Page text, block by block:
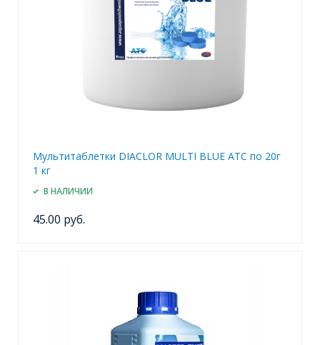
Мультитаблетки DIACLOR MULTI BLUE ATC по 20г
1 кг
В НАЛИЧИИ
45.00 руб.